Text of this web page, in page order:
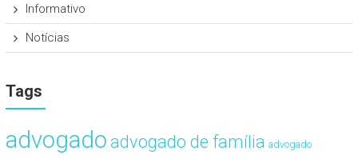
Informativo
Notícias
Tags
advogado advogado de família advogado